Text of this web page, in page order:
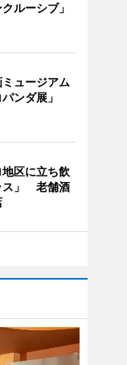
ルーシブ」
ュージアム
パンダ展」
区に立ち飲
ス」 老舗酒